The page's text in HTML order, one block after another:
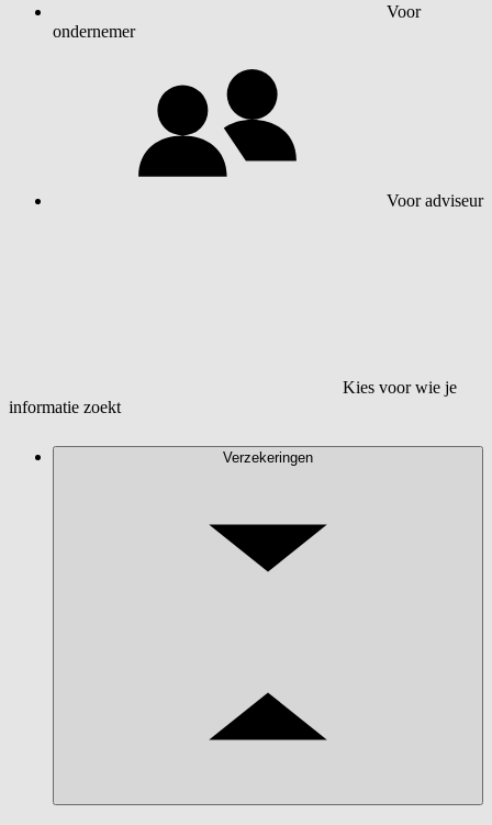
Voor
ondernemer
Voor adviseur
Kies voor wie je
informatie zoekt
Verzekeringen